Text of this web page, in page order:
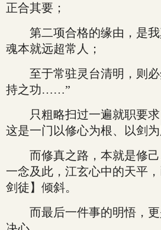
正合其要；
第二项合格的缘由，是我
魂本就远超常人；
至于常驻灵台清明，则必
持之功……”
只粗略扫过一遍就职要求
这是一门以修心为根、以剑为
而修真之路，本就是修己
一念及此，江玄心中的天平
剑徒】倾斜。
而最后一件事的明悟，更